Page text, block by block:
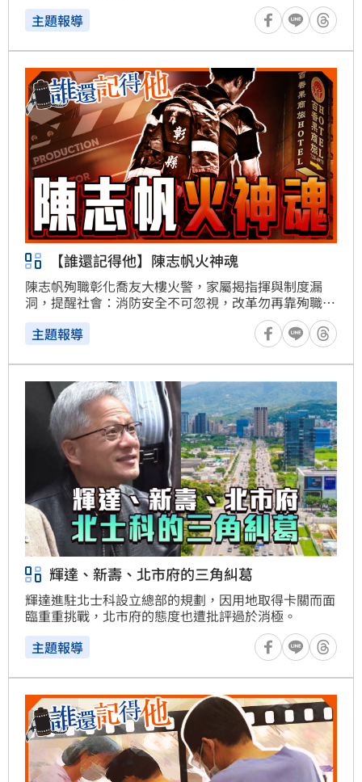
主題報導
【誰還記得他】陳志帆火神魂
陳志帆殉職彰化喬友大樓火警，家屬揭指揮與制度漏
洞，提醒社會：消防安全不可忽視，改革勿再靠殉職換
取。
主題報導
輝達、新壽、北市府的三角糾葛
輝達進駐北士科設立總部的規劃，因用地取得卡關而面
臨重重挑戰，北市府的態度也遭批評過於消極。
主題報導